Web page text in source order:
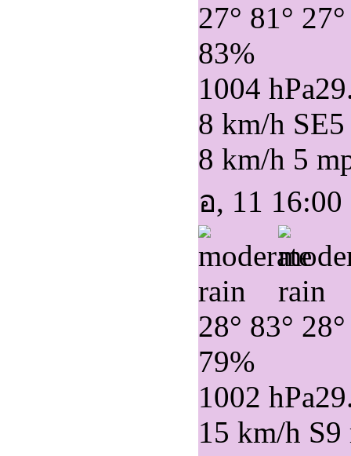
27° 81° 27°
83%
1004 hPa
8 km/h SE
8 km/h 5
อ, 11 16:00
28° 83° 28°
79%
1002 hPa
15 km/h S9